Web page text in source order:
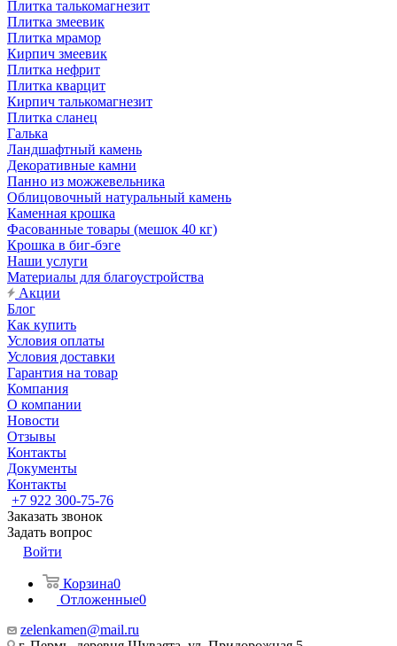
Плитка талькомагнезит
Плитка змеевик
Плитка мрамор
Кирпич змеевик
Плитка нефрит
Плитка кварцит
Кирпич талькомагнезит
Плитка сланец
Галька
Ландшафтный камень
Декоративные камни
Панно из можжевельника
Облицовочный натуральный камень
Каменная крошка
Фасованные товары (мешок 40 кг)
Крошка в биг-бэге
Наши услуги
Материалы для благоустройства
Акции
Блог
Как купить
Условия оплаты
Условия доставки
Гарантия на товар
Компания
О компании
Новости
Отзывы
Контакты
Документы
Контакты
+7 922 300-75-76
Заказать звонок
Задать вопрос
Войти
Корзина0
Отложенные0
zelenkamen@mail.ru